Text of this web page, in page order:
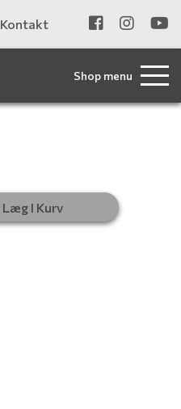
Kontakt
Shop menu
Læg I Kurv